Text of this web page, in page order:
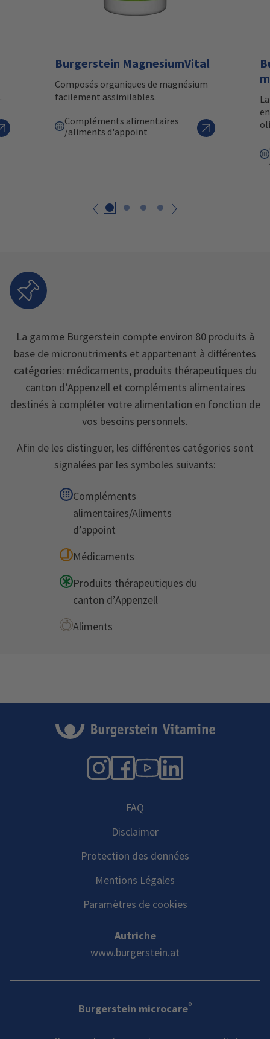
Burgerstein MagnesiumVital
Composés organiques de magnésium
facilement assimilables.
Compléments alimentaires
/aliments d'appoint
La gamme Burgerstein compte environ 80 produits à
base de micronutriments et appartenant à différentes
catégories: médicaments, produits thérapeutiques du
canton d’Appenzell et compléments alimentaires
destinés à compléter votre alimentation en fonction de
vos besoins personnels.
Afin de les distinguer, les différentes catégories sont
signalées par les symboles suivants:
Compléments
alimentaires/Aliments
d’appoint
Médicaments
Produits thérapeutiques du
canton d’Appenzell
Aliments
Instagram
Facebook
YouTube
LinkedIn
FAQ
Disclaimer
Protection des données
Mentions Légales
Paramètres de cookies
Autriche
www.burgerstein.at
Burgerstein microcare®